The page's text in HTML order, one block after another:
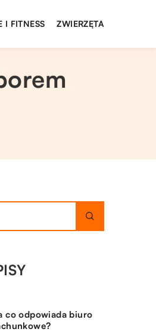
I FITNESS ZWIERZĘTA
co odpowiada biuro